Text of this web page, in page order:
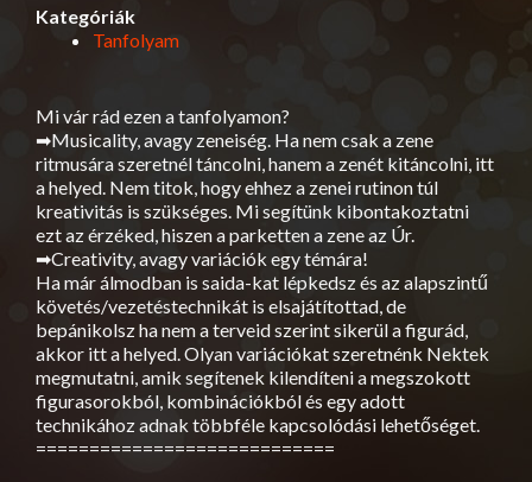
Kategóriák
Tanfolyam
Mi vár rád ezen a tanfolyamon?
➡Musicality, avagy zeneiség. Ha nem csak a zene
ritmusára szeretnél táncolni, hanem a zenét kitáncolni, itt
a helyed. Nem titok, hogy ehhez a zenei rutinon túl
kreativitás is szükséges. Mi segítünk kibontakoztatni
ezt az érzéked, hiszen a parketten a zene az Úr.
➡Creativity, avagy variációk egy témára!
Ha már álmodban is saida-kat lépkedsz és az alapszintű
követés/vezetéstechnikát is elsajátítottad, de
bepánikolsz ha nem a terveid szerint sikerül a figurád,
akkor itt a helyed. Olyan variációkat szeretnénk Nektek
megmutatni, amik segítenek kilendíteni a megszokott
figurasorokból, kombinációkból és egy adott
technikához adnak többféle kapcsolódási lehetőséget.
============================